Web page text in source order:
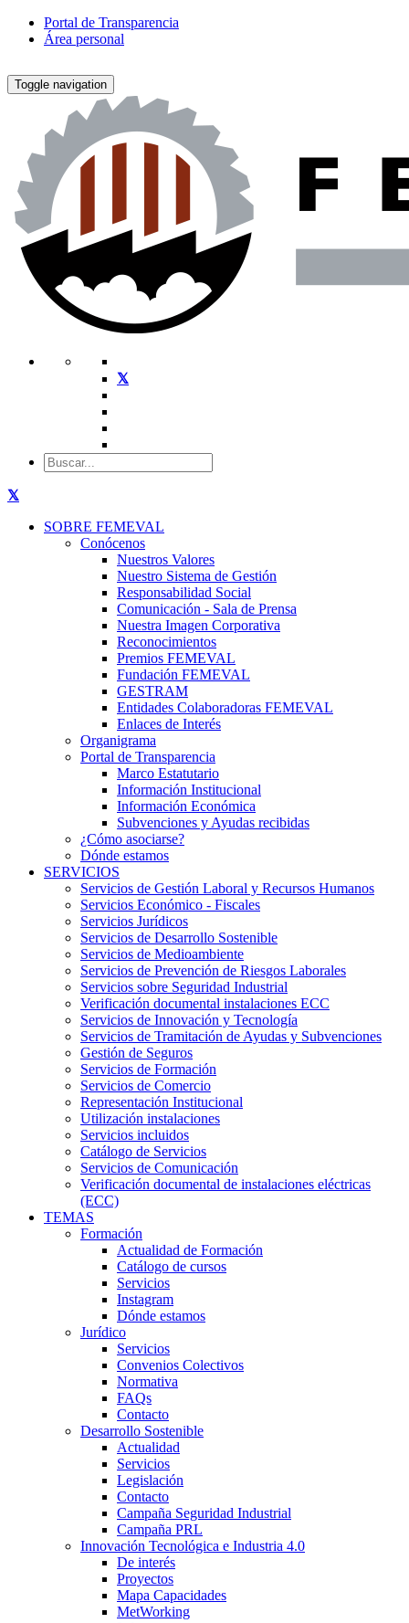
Portal de Transparencia
Área personal
Toggle navigation
SOBRE FEMEVAL
Conócenos
Nuestros Valores
Nuestro Sistema de Gestión
Responsabilidad Social
Comunicación - Sala de Prensa
Nuestra Imagen Corporativa
Reconocimientos
Premios FEMEVAL
Fundación FEMEVAL
GESTRAM
Entidades Colaboradoras FEMEVAL
Enlaces de Interés
Organigrama
Portal de Transparencia
Marco Estatutario
Información Institucional
Información Económica
Subvenciones y Ayudas recibidas
¿Cómo asociarse?
Dónde estamos
SERVICIOS
Servicios de Gestión Laboral y Recursos Humanos
Servicios Económico - Fiscales
Servicios Jurídicos
Servicios de Desarrollo Sostenible
Servicios de Medioambiente
Servicios de Prevención de Riesgos Laborales
Servicios sobre Seguridad Industrial
Verificación documental instalaciones ECC
Servicios de Innovación y Tecnología
Servicios de Tramitación de Ayudas y Subvenciones
Gestión de Seguros
Servicios de Formación
Servicios de Comercio
Representación Institucional
Utilización instalaciones
Servicios incluidos
Catálogo de Servicios
Servicios de Comunicación
Verificación documental de instalaciones eléctricas
(ECC)
TEMAS
Formación
Actualidad de Formación
Catálogo de cursos
Servicios
Instagram
Dónde estamos
Jurídico
Servicios
Convenios Colectivos
Normativa
FAQs
Contacto
Desarrollo Sostenible
Actualidad
Servicios
Legislación
Contacto
Campaña Seguridad Industrial
Campaña PRL
Innovación Tecnológica e Industria 4.0
De interés
Proyectos
Mapa Capacidades
MetWorking